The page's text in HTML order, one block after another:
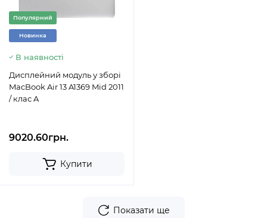
Популярний
Новинка
В наявності
Дисплейний модуль у зборі
MacBook Air 13 A1369 Mid 2011
/ клас A
9020.60грн.
Купити
Показати ще